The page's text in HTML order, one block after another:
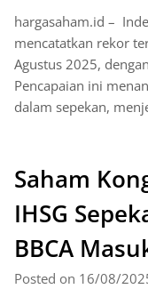
hargasaham.id –
mencatatkan rekor
Agustus 2025,
Pencapaian ini
dalam sepekan,
Saham
IHSG
BBCA
Posted on 16/08/